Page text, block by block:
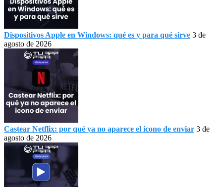
Dispositivos Apple en Windows: qué es y para qué sirve 3 de
agosto de 2026
Castear Netflix: por qué ya no aparece el icono de enviar 3 de
agosto de 2026